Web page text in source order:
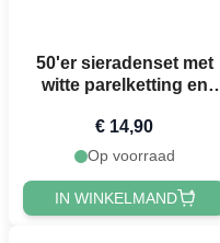
50'er sieradenset met
witte parelketting en
€ 14,90
Op voorraad
IN WINKELMAND